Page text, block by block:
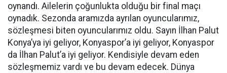
oynandı. Ailelerin çoğunlukta olduğu bir final maçı
oynadık. Sezonda aramızda ayrılan oyuncularımız,
sözleşmesi biten oyuncularımız oldu. Sayın İlhan Palut
Konya’ya iyi geliyor, Konyaspor’a iyi geliyor, Konyaspor
da İlhan Palut’a iyi geliyor. Kendisiyle devam eden
sözleşmemiz vardı ve bu devam edecek. Dünya